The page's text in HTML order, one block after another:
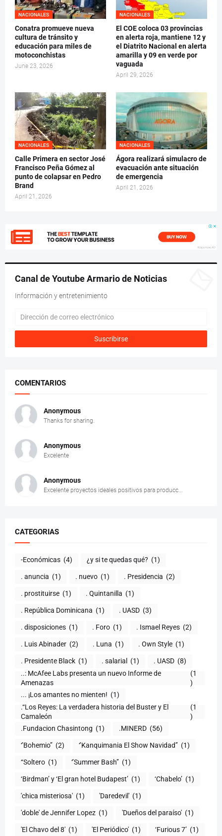
NACIONALES
Conatra promueve nueva
cultura de tránsito y
educación para miles de
motoconchistas
June 23, 2026
NACIONALES
El COE coloca 03 provincias
en alerta roja, mantiene 12 y
el Diatrito Nacional en alerta
amarilla y 09 en verde por
vaguada
April 29, 2026
NACIONALES
Calle Primera en sector José
Francisco Peña Gómez al
punto de colapsar en Pedro
Brand
April 21, 2026
NACIONALES
Ágora realizará simulacro de
evacuación ante situación
de emergencia
April 21, 2026
Canal de Youtube Armario de Noticias
Información y entretenimiento
COMENTARIOS
Anonymous
Thanks for sharing.
Anonymous
Excelente
Anonymous
Excelente proyectos ideales positivos para producc...
CATEGORIAS
-Económicas (4) ¿y si te quedas qué? (1)
. anuncia (1) . nuevo (1) . Presidencia (2)
. prostituirse (1) . Quintanilla (1)
. República Dominicana (1) . UASD (3)
. disposiciones (1) . Foro (1) . Ismael Reyes (2)
. Luis Abinader (2) . Luna (1) . Own Style (1)
. Presidente Black (1) . salarial (1) . UASD (8)
..: McAfee Labs presenta un nuevo Informe de
(1
)
... ¡Los amantes no mienten! (1)
.“Los Reyes: La verdadera historia del Buster y El
Camaleón
(1
)
.Fundacion Chasintong (1) .MINERD (56)
‘’Bohemio’’ (2) ‘’Kanquimania El Show Navidad’’ (1)
‘‘Soltero (1) ‘’Summer Bash’’ (1)
‘Birdman’ y ‘El gran hotel Budapest’ (1) ‘Chabelo’ (1)
'chica misteriosa' (1) 'Daredevil' (1)
'doble' de Jennifer Lopez (1) 'Dueños del paraíso' (1)
'El Chavo del 8' (1) 'El Periódico' (1) ‘Furious 7’ (1)